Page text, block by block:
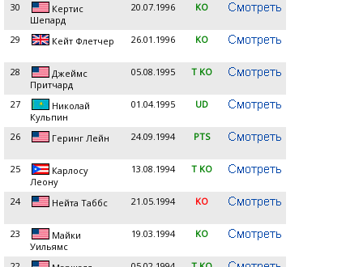
30
Кертис
Шепард
20.07.1996 KO
29 Кейт Флетчер 26.01.1996 KO
28
Джеймс
Притчард
05.08.1995 T KO
27
Николай
Кульпин
01.04.1995 UD
26 Геринг Лейн 24.09.1994 PTS
25
Карлосу
Леону
13.08.1994 T KO
24 Нейта Таббс 21.05.1994 KO
23
Майки
Уильямс
19.03.1994 KO